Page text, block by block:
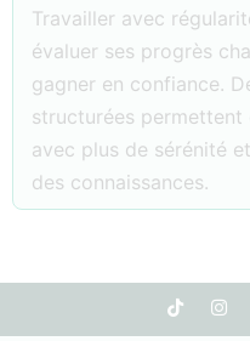
Travailler avec
évaluer ses progrès
gagner en confiance.
structurées permettent
avec plus de sérénité
des connaissances.